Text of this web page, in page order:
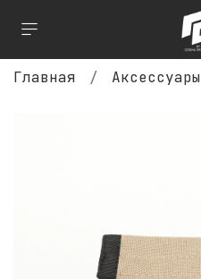
Главная Аксессуары